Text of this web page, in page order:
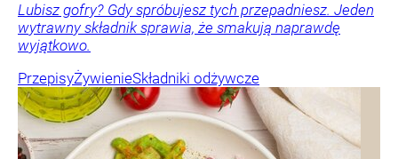
Lubisz gofry? Gdy spróbujesz tych przepadniesz. Jeden
wytrawny składnik sprawia, że smakują naprawdę
wyjątkowo.
PrzepisyŻywienieSkładniki odżywcze